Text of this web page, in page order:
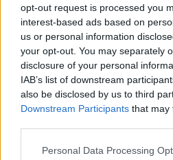
opt-out request is processed you
interest-based ads based on
us or personal information
your opt-out. You may separately
disclosure of your personal
IAB’s list of downstream
also be disclosed by us to third
Downstream Participants that may
Please note that this website/app
Personal Data Processing
Smartband o smartwatch: